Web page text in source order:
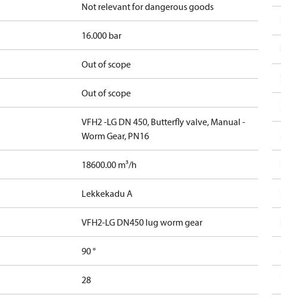
Not relevant for dangerous goods
16.000 bar
Out of scope
Out of scope
VFH2 -LG DN 450, Butterfly valve, Manual -
Worm Gear, PN16
18600.00 m³/h
Lekkekadu A
VFH2-LG DN450 lug worm gear
90 °
28